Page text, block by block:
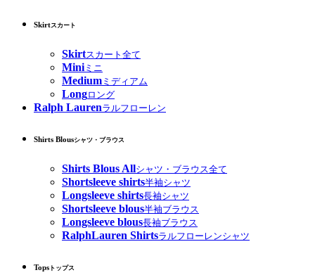
Skirtスカート
Skirtスカート全て
Miniミニ
Medium ミディアム
Longロング
Ralph Laurenラルフローレン
Shirts Blousシャツ・ブラウス
Shirts Blous Allシャツ・ブラウス全て
Shortsleeve shirts半袖シャツ
Longsleeve shirts長袖シャツ
Shortsleeve blous半袖ブラウス
Longsleeve blous長袖ブラウス
RalphLauren Shirtsラルフローレンシャツ
Tops トップス